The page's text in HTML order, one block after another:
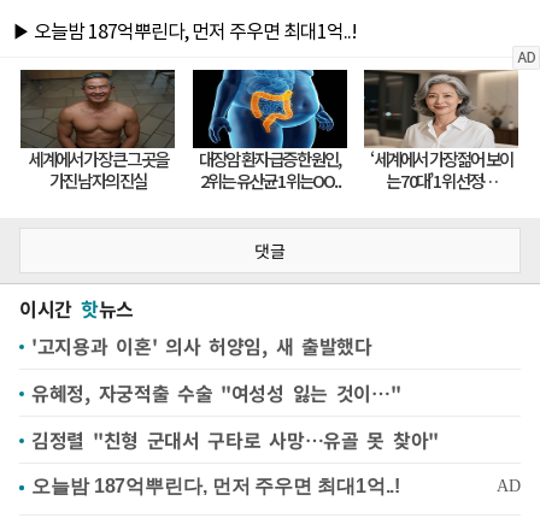
댓글
이시간 핫뉴스
'고지용과 이혼' 의사 허양임, 새 출발했다
유혜정, 자궁적출 수술 "여성성 잃는 것이…"
김정렬 "친형 군대서 구타로 사망…유골 못 찾아"